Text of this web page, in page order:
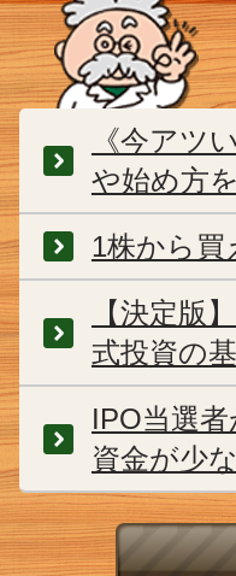
《今アツ
や始め方
1株から買
【決定版
式投資の
IPO当選
資金が少